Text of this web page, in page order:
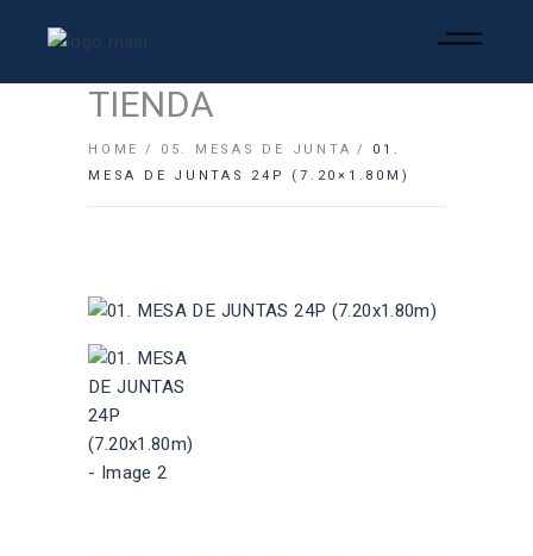
TIENDA
HOME 05. MESAS DE JUNTA
01.
MESA DE JUNTAS 24P (7.20×1.80M)